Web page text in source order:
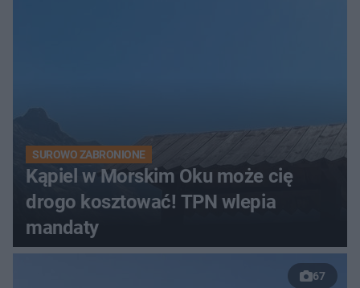
SUROWO ZABRONIONE
Kąpiel w Morskim Oku może cię
drogo kosztować! TPN wlepia
mandaty
67